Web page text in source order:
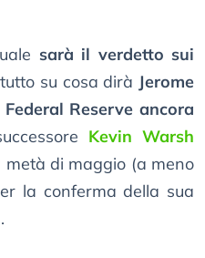
sarà il verdetto sui
su cosa dirà Jerome
Reserve ancora
Kevin Warsh
di maggio (a meno
la conferma della sua